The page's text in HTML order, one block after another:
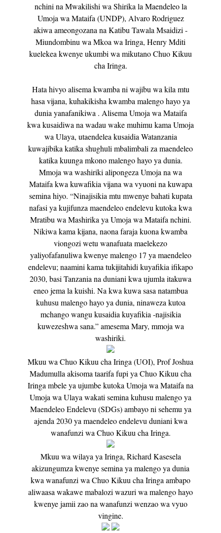
nchini na Mwakilishi wa Shirika la Maendeleo la
Umoja wa Mataifa (UNDP), Alvaro Rodriguez
akiwa ameongozana na Katibu Tawala Msaidizi -
Miundombinu wa Mkoa wa Iringa, Henry Mditi
kuelekea kwenye ukumbi wa mikutano Chuo Kikuu
cha Iringa.
Hata hivyo alisema kwamba ni wajibu wa kila mtu
hasa vijana, kuhakikisha kwamba malengo hayo ya
dunia yanafanikiwa . Alisema Umoja wa Mataifa
kwa kusaidiwa na wadau wake muhimu kama Umoja
wa Ulaya, utaendelea kusaidia Watanzania
kuwajibika katika shughuli mbalimbali za maendeleo
katika kuunga mkono malengo hayo ya dunia.
Mmoja wa washiriki alipongeza Umoja na wa
Mataifa kwa kuwafikia vijana wa vyuoni na kuwapa
semina hiyo. “Ninajisikia mtu mwenye bahati kupata
nafasi ya kujifunza maendeleo endelevu kutoka kwa
Mratibu wa Mashirika ya Umoja wa Mataifa nchini.
Nikiwa kama kijana, naona faraja kuona kwamba
viongozi wetu wanafuata maelekezo
yaliyofafanuliwa kwenye malengo 17 ya maendeleo
endelevu; naamini kama tukijitahidi kuyafikia ifikapo
2030, basi Tanzania na duniani kwa ujumla itakuwa
eneo jema la kuishi. Na kwa kuwa sasa natambua
kuhusu malengo hayo ya dunia, ninaweza kutoa
mchango wangu kusaidia kuyafikia -najisikia
kuwezeshwa sana.” amesema Mary, mmoja wa
washiriki.
Mkuu wa Chuo Kikuu cha Iringa (UOI), Prof Joshua
Madumulla akisoma taarifa fupi ya Chuo Kikuu cha
Iringa mbele ya ujumbe kutoka Umoja wa Mataifa na
Umoja wa Ulaya wakati semina kuhusu malengo ya
Maendeleo Endelevu (SDGs) ambayo ni sehemu ya
ajenda 2030 ya maendeleo endelevu duniani kwa
wanafunzi wa Chuo Kikuu cha Iringa.
Mkuu wa wilaya ya Iringa, Richard Kasesela
akizungumza kwenye semina ya malengo ya dunia
kwa wanafunzi wa Chuo Kikuu cha Iringa ambapo
aliwaasa wakawe mabalozi wazuri wa malengo hayo
kwenye jamii zao na wanafunzi wenzao wa vyuo
vingine.